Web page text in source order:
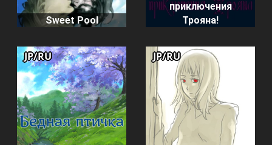
Sweet Pool
приключения
Трояна!
JP/RU JP/RU